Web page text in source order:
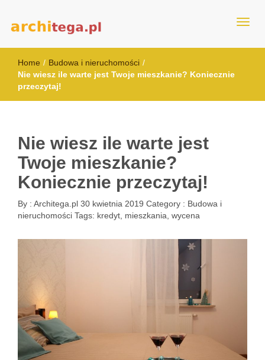
architega.pl
Home / Budowa i nieruchomości /
Nie wiesz ile warte jest Twoje mieszkanie? Koniecznie
przeczytaj!
Nie wiesz ile warte jest
Twoje mieszkanie?
Koniecznie przeczytaj!
By : Architega.pl 30 kwietnia 2019 Category : Budowa i
nieruchomości Tags: kredyt mieszkania wycena